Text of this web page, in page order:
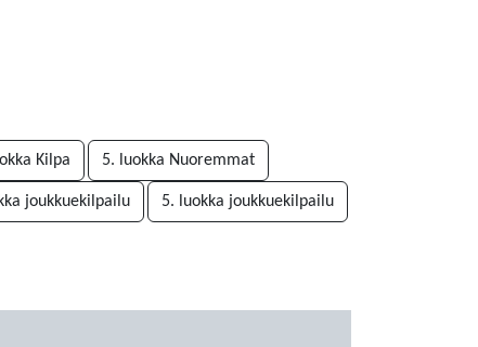
Kilpa 5. luokka Nuoremmat
joukkuekilpailu 5. luokka joukkuekilpailu